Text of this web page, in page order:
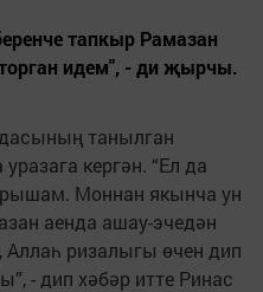
тапкыр Рамазан
идем", - ди җырчы.
танылган
кергән. “Ел да
Моннан якынча ун
аенда ашау-эчедән
ризалыгы өчен дип
- дип хәбәр итте Ринас